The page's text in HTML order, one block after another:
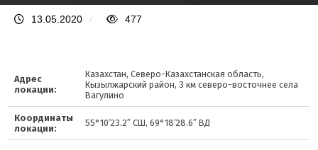
13.05.2020 / 477
Адрес
локации:
Казахстан, Северо-Казахстанская область,
Кызылжарский район, 3 км северо-восточнее села
Вагулино
Координаты
локации:
55°10′23.2″ СШ, 69°18′28.6″ ВД